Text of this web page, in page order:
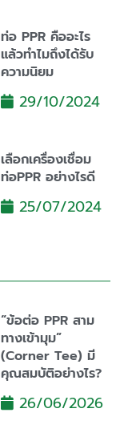
ท่อ PPR คืออะไร
แล้วทำไมถึงได้รับ
ความนิยม
29/10/2024
เลือกเครื่องเชื่อม
ท่อPPR อย่างไรดี
25/07/2024
“ข้อต่อ PPR สาม
ทางเข้ามุม”
(Corner Tee) มี
คุณสมบัติอย่างไร?
26/06/2026